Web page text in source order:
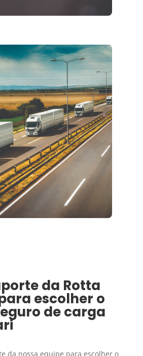
da Rotta
escolher o
de carga
da nossa equipe para escolher o